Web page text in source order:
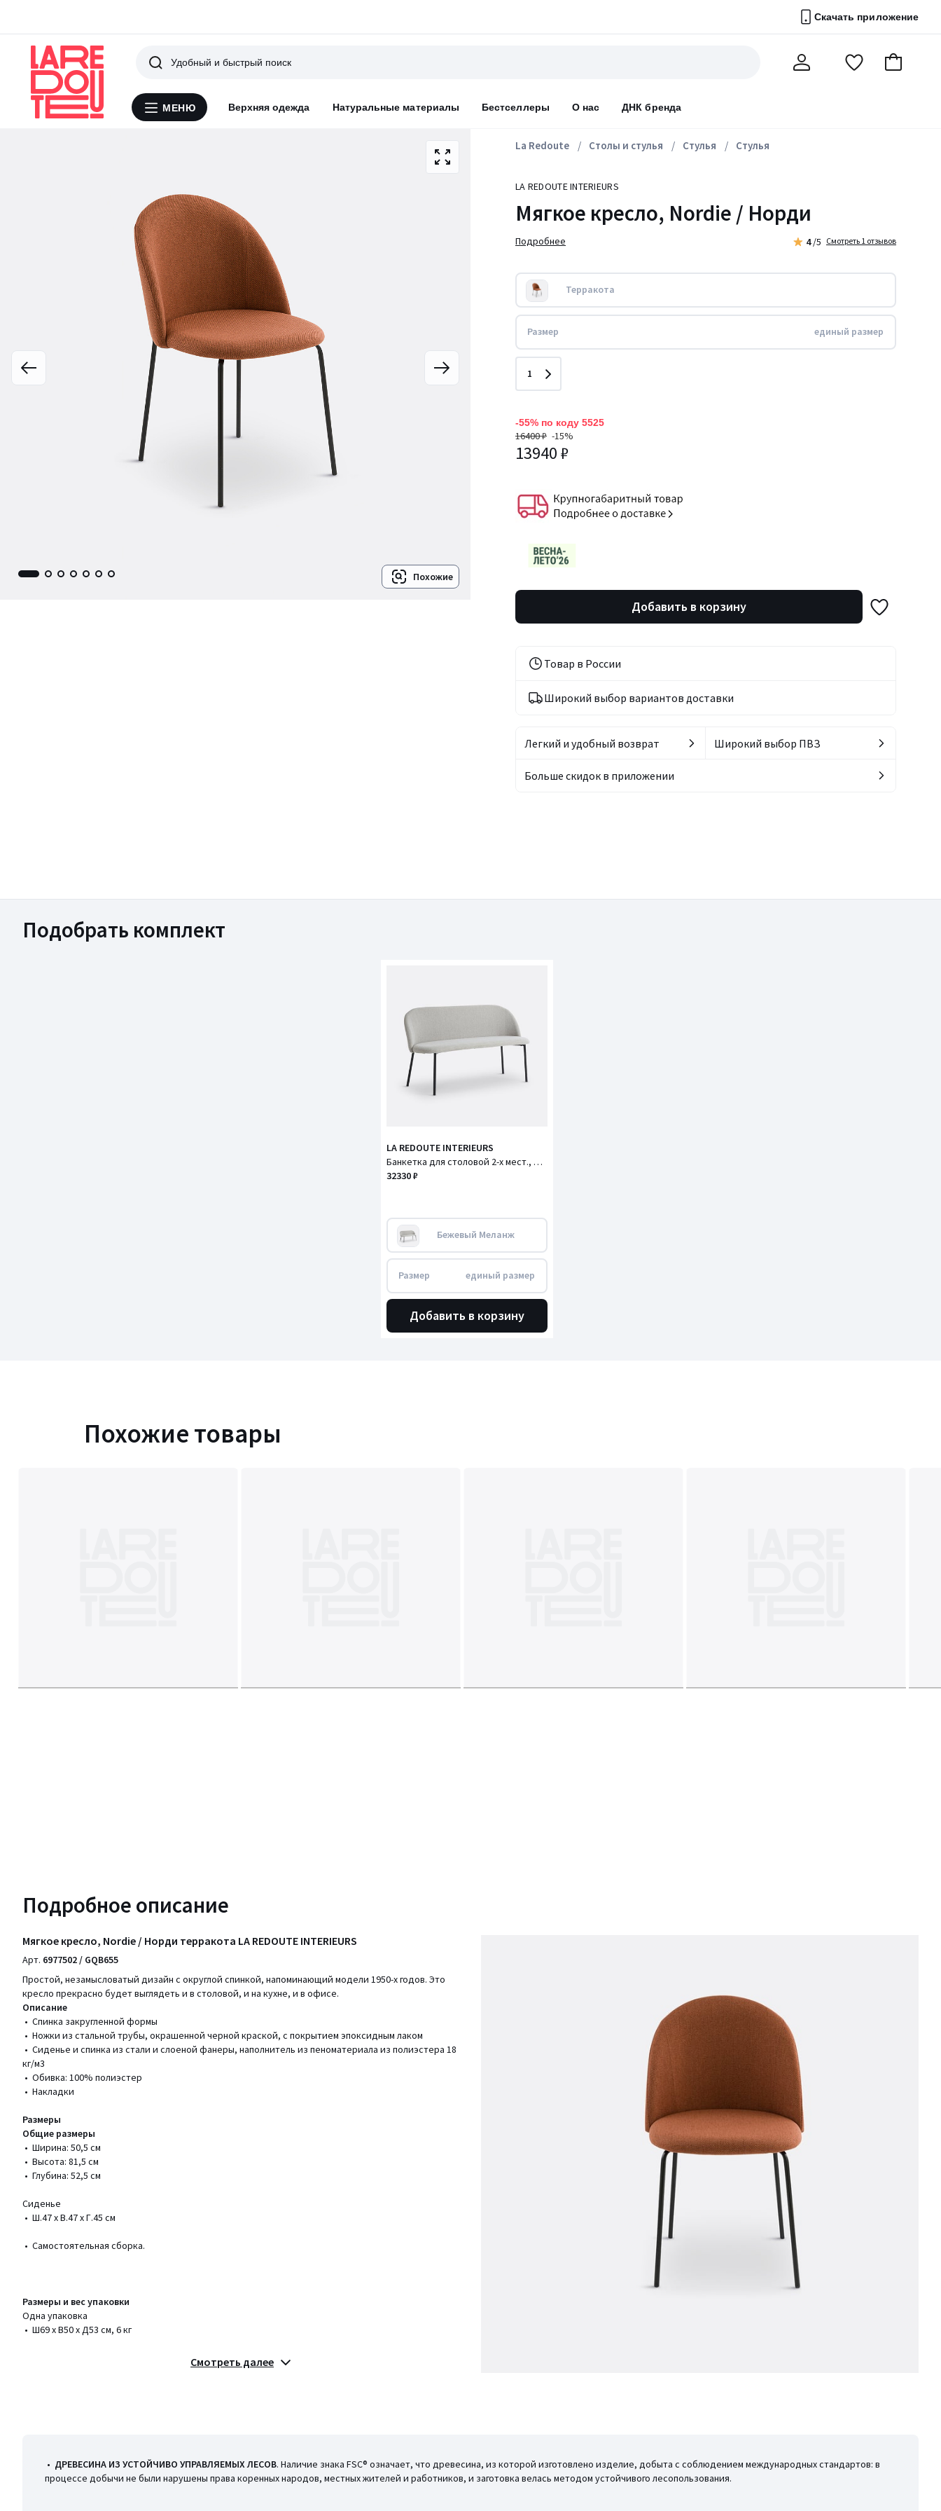
Скачать приложение
Меню
МЕНЮ Верхняя одежда Натуральные материалы Бестселлеры О нас ДНК бренда
Поиск
ПерейтиВ
Похожие
La Redoute Столы и стулья Стулья Стулья
LA REDOUTE INTERIEURS
Мягкое кресло, Nordie / Норди
Подробнее 4 /5 Смотреть 1 отзывов
Терракота
Размер единый размер
Количество
1
-55% по коду 5525
16400 ₽ -15%
13940 ₽
Добавить в корзину
Товар в России
Широкий выбор вариантов доставки
Легкий и удобный возврат Широкий выбор ПВЗ
Больше скидок в приложении
Подобрать комплект
LA REDOUTE INTERIEURS
Банкетка для столовой 2-х мест., Nordie / Норди
32330 ₽
Бежевый Меланж
Размер единый размер
Добавить в корзину
Похожие товары
Подробное описание
Мягкое кресло, Nordie / Норди терракота LA REDOUTE INTERIEURS
Арт. 6977502 / GQB655
Простой, незамысловатый дизайн с округлой спинкой, напоминающий модели 1950-х годов. Это
кресло прекрасно будет выглядеть и в столовой, и на кухне, и в офисе.
Описание
• Спинка закругленной формы
• Ножки из стальной трубы, окрашенной черной краской, с покрытием эпоксидным лаком
• Сиденье и спинка из стали и слоеной фанеры, наполнитель из пеноматериала из полиэстера 18
кг/м3
• Обивка: 100% полиэстер
• Накладки
Размеры
Общие размеры
• Ширина: 50,5 см
• Высота: 81,5 см
• Глубина: 52,5 см
Сиденье
• Ш.47 x В.47 x Г.45 см
• Самостоятельная сборка.
Размеры и вес упаковки
Одна упаковка
• Ш69 x В50 x Д53 см, 6 кг
Смотреть далее
• ДРЕВЕСИНА ИЗ УСТОЙЧИВО УПРАВЛЯЕМЫХ ЛЕСОВ. Наличие знака FSC® означает, что древесина, из которой изготовлено изделие, добыта с соблюдением международных стандартов: в
процессе добычи не были нарушены права коренных народов, местных жителей и работников, и заготовка велась методом устойчивого лесопользования.